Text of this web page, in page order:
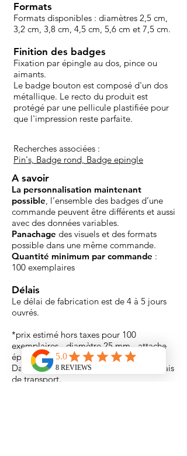
Formats
Formats disponibles : diamètres 2,5 cm,
3,2 cm, 3,8 cm, 4,5 cm, 5,6 cm et 7,5 cm.
Finition des badges
Fixation par épingle au dos, pince ou
aimants.
Le badge bouton est composé d'un dos
métallique. Le recto du produit est
protégé par une pellicule plastifiée pour
que l'impression reste parfaite.
Recherches associées :
Pin's, Badge rond, Badge epingle
A savoir
La personnalisation maintenant
possible, l’ensemble des badges d’une
commande peuvent être différents et aussi
avec des données variables.
Panachage des visuels et des formats
possible dans une même commande.
Quantité minimum par commande :
100 exemplaires
Délais
Le délai de fabrication est de 4 à 5 jours
ouvrés.
*prix estimé hors taxes pour 100
exemplaires - diamètre 25 mm - attache
épingle - 1 visuel fourni par vos soins.
Dans certains cas il peut s'ajouter des frais
de transport.